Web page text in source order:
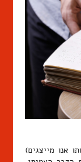
אנו מייצגים)